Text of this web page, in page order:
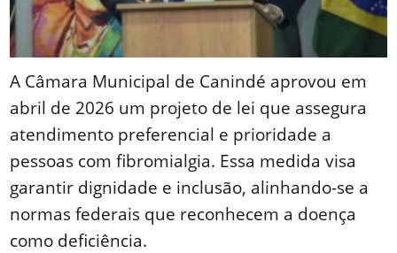
A Câmara Municipal de Canindé aprovou em
abril de 2026 um projeto de lei que assegura
atendimento preferencial e prioridade a
pessoas com fibromialgia. Essa medida visa
garantir dignidade e inclusão, alinhando-se a
normas federais que reconhecem a doença
como deficiência.